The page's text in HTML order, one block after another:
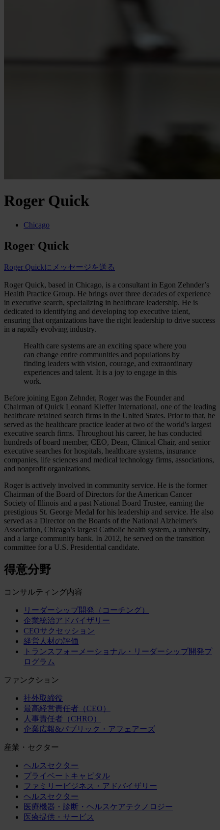
Roger Quick
Chicago
Roger Quick
Roger Quickにメッセージを送る
Roger Quick, based in Chicago, is a consultant in Egon Zehnder’s
Health Practice Group. He brings over three decades of experience
in executive search, specializing in healthcare leadership. He is
dedicated to identifying and developing top executive talent,
ensuring that organizations have the right leadership to drive success
in a rapidly evolving industry.
Health care systems are an exciting space where you
can change entire communities and populations by
finding leaders with vision, courage, and extraordinary
experiences and talent. It is a joy to engage in this
work.
Before joining Egon Zehnder, Roger was the Founder and
Chairman of Quick Leonard Kieffer International, one of the leading
healthcare retained search firms in the United States. Prior to that, he
served as the healthcare practice leader at two of the world's largest
executive search firms. Throughout his career, he has conducted
hundreds of board member, CEO, Dean, Clinical Chair, and senior
executive searches for hospitals, healthcare systems, insurance
companies, life sciences and medical technology firms, associations,
and nonprofit organizations.
Roger is actively involved in community service. He is the former
Chairman of the Board of Directors for the American Cancer
Society of Illinois and a past National Board Trustee, earning the
prestigious St. George Medal for his leadership and service. He also
served as a Director on the Boards of the National Alzheimer's
Association, Chicago’s largest Catholic health system, a university,
and a large community bank. In 2012, he served on the transition
committee for a U.S. Presidential candidate.
得意分野
コンサルティング内容
リーダーシップ開発（コーチング）
企業統治アドバイザリー
CEOサクセッション
経営人材の評価
トランスフォーメーショナル・リーダーシップ開発プ
ログラム
ファンクション
社外取締役
最高経営責任者（CEO）
人事責任者（CHRO）
企業広報&パブリック・アフェアーズ
産業・セクター
ヘルスセクター
プライベートキャピタル
ファミリービジネス・アドバイザリー
ヘルスセクター
医療機器・診断・ヘルスケアテクノロジー
医療提供・サービス